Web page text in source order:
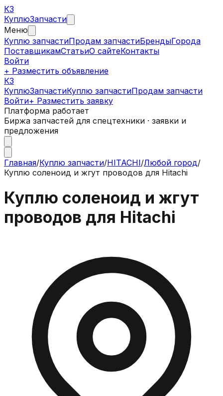
КЗ
КуплюЗапчасти
Меню
Куплю запчастиПродам запчастиБрендыГорода
ПоставщикамСтатьиО сайтеКонтакты
Войти
+ Разместить объявление
КЗ
КуплюЗапчастиКуплю запчастиПродам запчасти
Войти+ Разместить заявку
Платформа работает
Биржа запчастей для спецтехники · заявки и
предложения
Главная/Куплю запчасти/HITACHI/Любой город/
Куплю соленоид и жгут проводов для Hitachi
Куплю соленоид и жгут
проводов для Hitachi